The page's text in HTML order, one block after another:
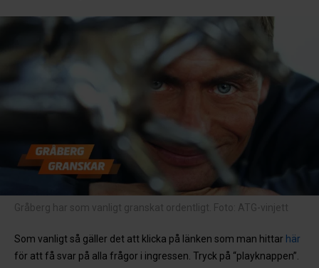
Gråberg har som vanligt granskat ordentligt. Foto: ATG-vinjett
Som vanligt så gäller det att klicka på länken som man hittar här
för att få svar på alla frågor i ingressen. Tryck på “playknappen”.